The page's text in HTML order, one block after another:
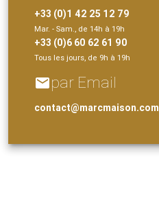
+33 (0)1 42 25 12 79
Mar. - Sam., de 14h à 19h
+33 (0)6 60 62 61 90
Tous les jours, de 9h à 19h
emailpar Email
contact@marcmaison.com